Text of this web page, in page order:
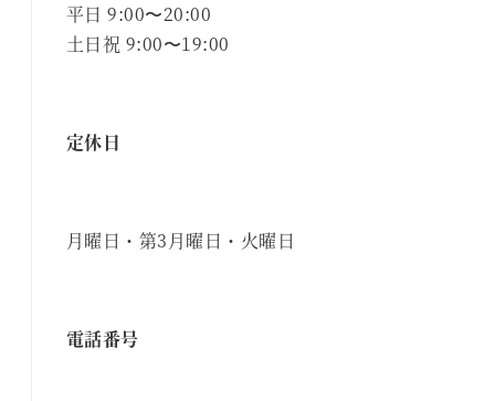
平日 9:00〜20:00
土日祝 9:00〜19:00
定休日
月曜日・第3月曜日・火曜日
電話番号